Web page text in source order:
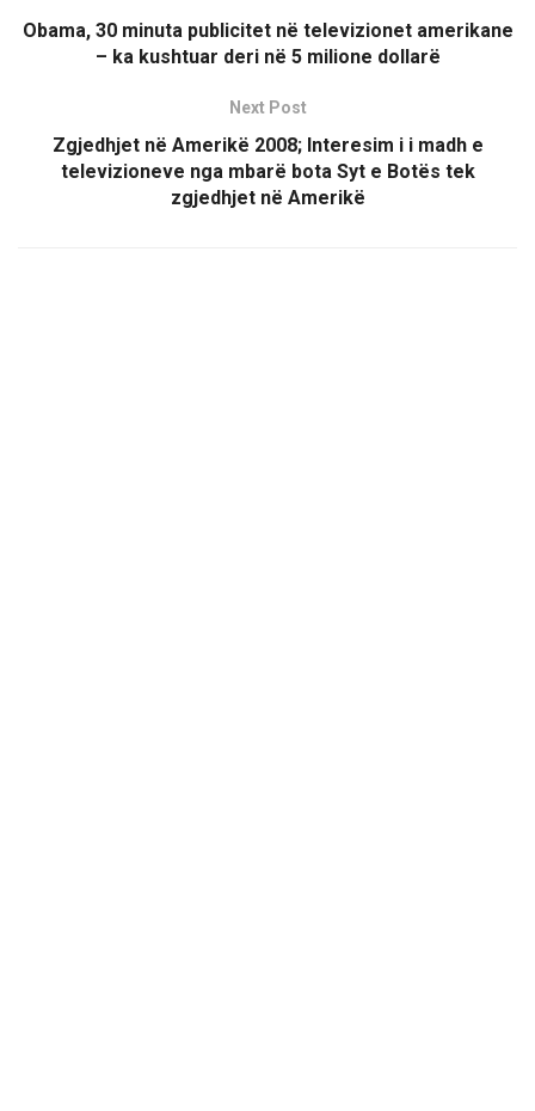
Obama, 30 minuta publicitet në televizionet amerikane
– ka kushtuar deri në 5 milione dollarë
Next Post
Zgjedhjet në Amerikë 2008; Interesim i i madh e
televizioneve nga mbarë bota Syt e Botës tek
zgjedhjet në Amerikë